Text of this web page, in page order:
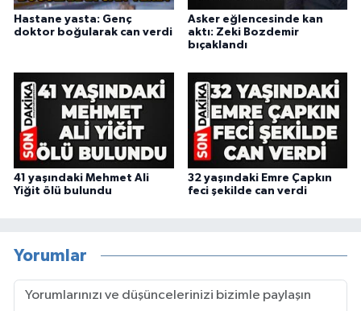
Hastane yasta: Genç
doktor boğularak can verdi
Asker eğlencesinde kan
aktı: Zeki Bozdemir
bıçaklandı
41 yaşındaki Mehmet Ali
Yiğit ölü bulundu
32 yaşındaki Emre Çapkın
feci şekilde can verdi
Yorumlar